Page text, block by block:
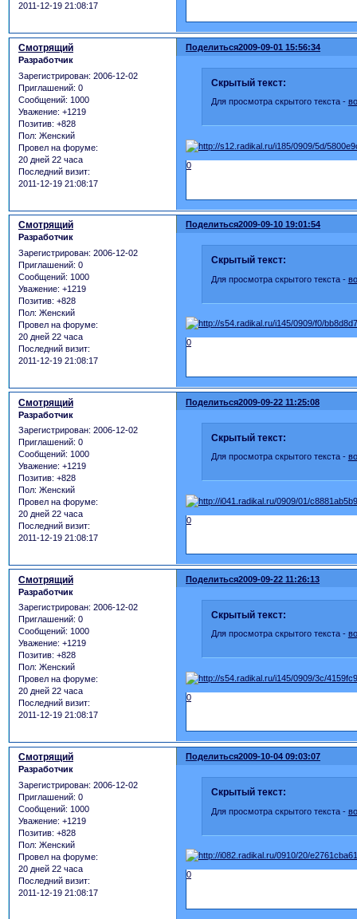
2011-12-19 21:08:17
Поделиться2009-09-01 15:56:34
Смотрящий
Разработчик
Зарегистрирован: 2006-12-02
Приглашений: 0
Сообщений: 1000
Уважение: +1219
Позитив: +828
Пол: Женский
Провел на форуме:
20 дней 22 часа
Последний визит:
2011-12-19 21:08:17
Скрытый текст:
Для просмотра скрытого текста -
0
Поделиться2009-09-10 19:01:54
Смотрящий
Разработчик
Зарегистрирован: 2006-12-02
Приглашений: 0
Сообщений: 1000
Уважение: +1219
Позитив: +828
Пол: Женский
Провел на форуме:
20 дней 22 часа
Последний визит:
2011-12-19 21:08:17
Скрытый текст:
Для просмотра скрытого текста -
0
Поделиться2009-09-22 11:25:08
Смотрящий
Разработчик
Зарегистрирован: 2006-12-02
Приглашений: 0
Сообщений: 1000
Уважение: +1219
Позитив: +828
Пол: Женский
Провел на форуме:
20 дней 22 часа
Последний визит:
2011-12-19 21:08:17
Скрытый текст:
Для просмотра скрытого текста -
0
Поделиться2009-09-22 11:26:13
Смотрящий
Разработчик
Зарегистрирован: 2006-12-02
Приглашений: 0
Сообщений: 1000
Уважение: +1219
Позитив: +828
Пол: Женский
Провел на форуме:
20 дней 22 часа
Последний визит:
2011-12-19 21:08:17
Скрытый текст:
Для просмотра скрытого текста -
0
Поделиться2009-10-04 09:03:07
Смотрящий
Разработчик
Зарегистрирован: 2006-12-02
Приглашений: 0
Сообщений: 1000
Уважение: +1219
Позитив: +828
Пол: Женский
Провел на форуме:
20 дней 22 часа
Последний визит:
2011-12-19 21:08:17
Скрытый текст:
Для просмотра скрытого текста -
0